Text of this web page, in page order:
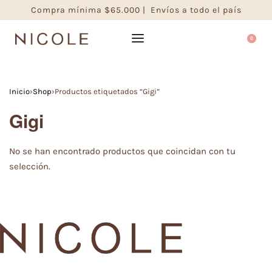
Compra mínima $65.000 | Envíos a todo el país
0
Inicio›Shop›Productos etiquetados “Gigi”
Gigi
No se han encontrado productos que coincidan con tu
selección.